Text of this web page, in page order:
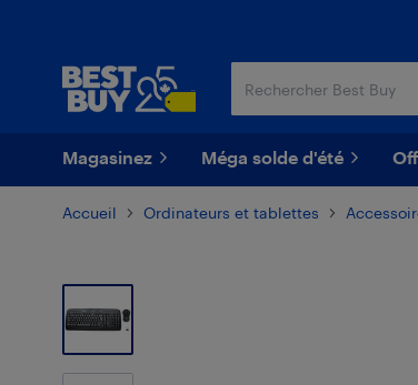
Magasinez Méga solde d'été
Accueil Ordinateurs et tablettes